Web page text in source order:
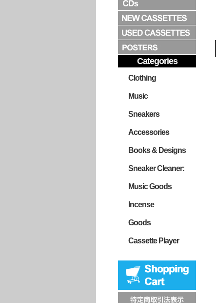
Categories
Clothing
Music
Sneakers
Accessories
Books & Designs
Sneaker Cleaner:
Music Goods
Incense
Goods
Cassette Player